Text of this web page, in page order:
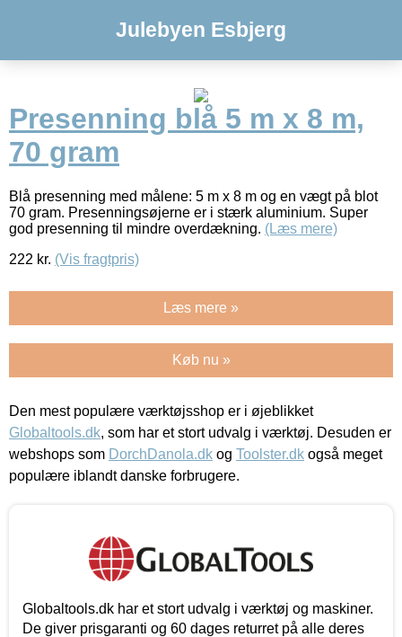
Julebyen Esbjerg
Presenning blå 5 m x 8 m,
70 gram
Blå presenning med målene: 5 m x 8 m og en vægt på blot
70 gram. Presenningsøjerne er i stærk aluminium. Super
god presenning til mindre overdækning. (Læs mere)
222 kr. (Vis fragtpris)
Læs mere »
Køb nu »
Den mest populære værktøjsshop er i øjeblikket
Globaltools.dk, som har et stort udvalg i værktøj. Desuden er
webshops som DorchDanola.dk og Toolster.dk også meget
populære iblandt danske forbrugere.
Globaltools.dk har et stort udvalg i værktøj og maskiner.
De giver prisgaranti og 60 dages returret på alle deres